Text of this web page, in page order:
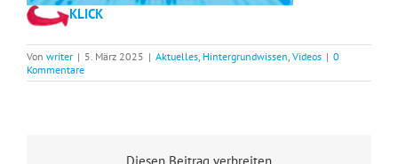
KLICK
Von writer | 5. März 2025 | Aktuelles, Hintergrundwissen, Videos | 0
Kommentare